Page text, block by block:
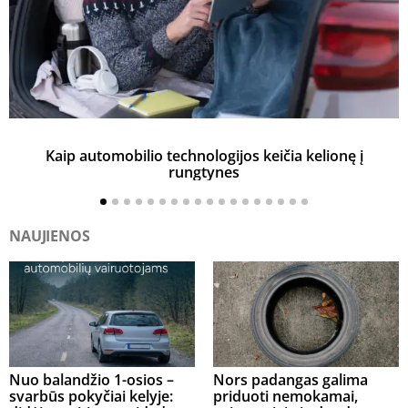
Kaip automobilio technologijos keičia kelionę į
rungtynes
NAUJIENOS
Nuo balandžio 1-osios –
svarbūs pokyčiai kelyje:
Nors padangas galima
priduoti nemokamai,